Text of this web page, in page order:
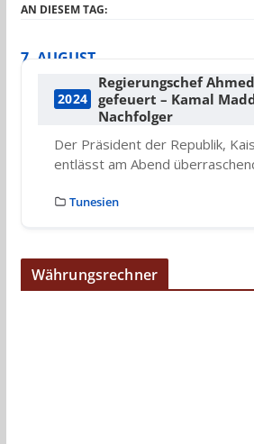
AN DIESEM TAG:
7. AUGUST
2024
Regierungschef
gefeuert – Kamal
Nachfolger
Der Präsident der Republik,
entlässt am Abend
Tunesien
Währungsrechner